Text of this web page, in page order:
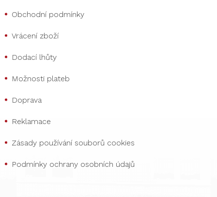
Obchodní podmínky
Vrácení zboží
Dodací lhůty
Možnosti plateb
Doprava
Reklamace
Zásady používání souborů cookies
Podmínky ochrany osobních údajů